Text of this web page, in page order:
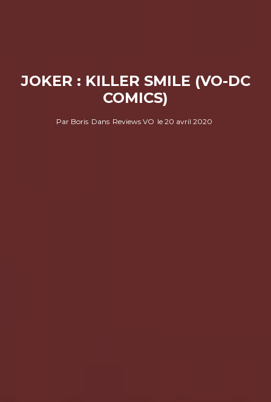
JOKER : KILLER SMILE (VO-DC
COMICS)
Par Boris Dans Reviews VO le 20 avril 2020